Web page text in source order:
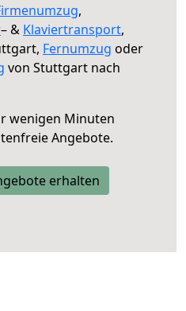
,
– & Klaviertransport,
Fernumzug oder
von Stuttgart nach
wenigen Minuten
Angebote.
erhalten